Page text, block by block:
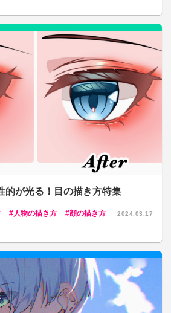
的が光る！目の描き方特集
人物の描き方
顔の描き方
2024.03.17